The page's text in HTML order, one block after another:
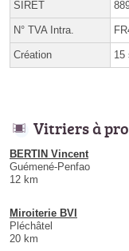
SIRET
N° TVA Intra.
Création 15
Vitriers à
BERTIN Vincent
Guémené-Penfao
12 km
Miroiterie BVI
Pléchâtel
20 km